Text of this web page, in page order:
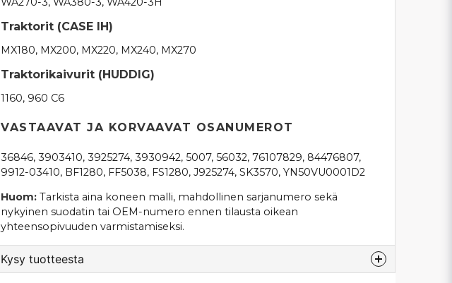
Traktorit (CASE IH)
MX180, MX200, MX220, MX240, MX270
Traktorikaivurit (HUDDIG)
1160, 960 C6
VASTAAVAT JA KORVAAVAT OSANUMEROT
36846, 3903410, 3925274, 3930942, 5007, 56032, 76107829, 84476807,
9912-03410, BF1280, FF5038, FS1280, J925274, SK3570, YN50VU0001D2
Huom: Tarkista aina koneen malli, mahdollinen sarjanumero sekä
nykyinen suodatin tai OEM-numero ennen tilausta oikean
yhteensopivuuden varmistamiseksi.
Kysy tuotteesta